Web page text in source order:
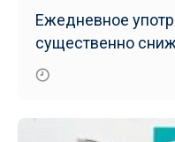
Ежедневное
существенно
печени –